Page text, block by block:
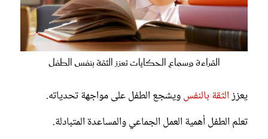
القراءة وسماع الحكايات تعزز الثقة بنفس الطفل
يعززالثقة بالنفسويشجع الطفل على مواجهة تحدياته.
تعلم الطفل أهمية العمل الجماعي والمساعدة المتبادلة.